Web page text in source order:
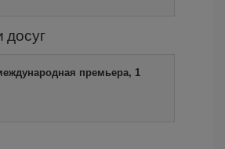
досуг
премьера, 1